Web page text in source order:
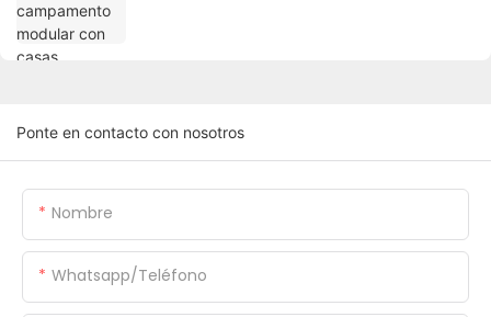
Ponte en contacto con nosotros
Nombre
Whatsapp/Teléfono